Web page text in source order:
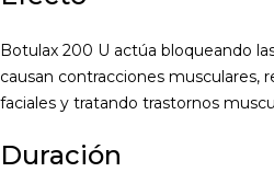
Botulax 200 U actúa bloqueando
causan contracciones musculares,
faciales y tratando trastornos
Duración